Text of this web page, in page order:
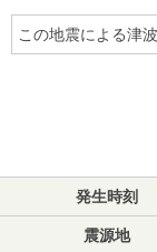
この地震による津
発生時刻
震源地